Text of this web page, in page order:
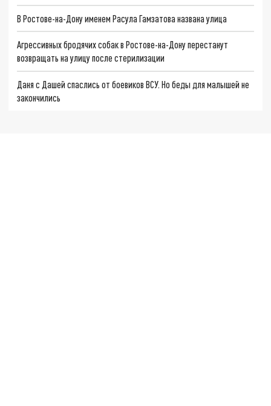
В Ростове-на-Дону именем Расула Гамзатова названа улица
Агрессивных бродячих собак в Ростове-на-Дону перестанут
возвращать на улицу после стерилизации
Даня с Дашей спаслись от боевиков ВСУ. Но беды для малышей не
закончились